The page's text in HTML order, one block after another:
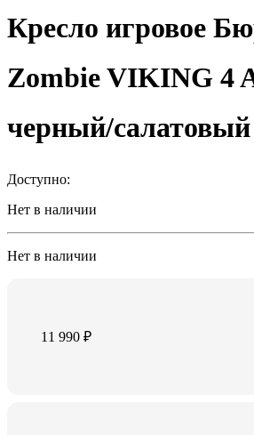
Кресло игровое
Zombie VIKING 4
черный/салатовый
Доступно:
Нет в наличии
Нет в наличии
11 990₽